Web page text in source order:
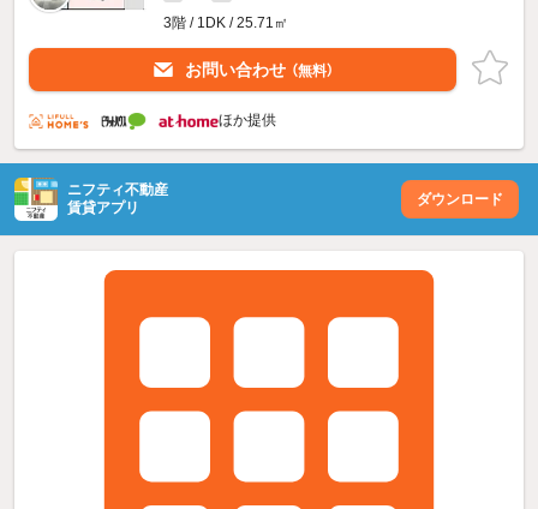
3階 / 1DK / 25.71㎡
お問い合わせ （無料）
ほか提供
ニフティ不動産
賃貸アプリ
ダウンロード